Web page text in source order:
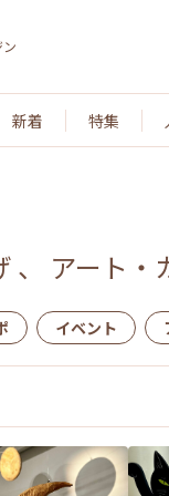
新着 特集
、 アート・
イベント